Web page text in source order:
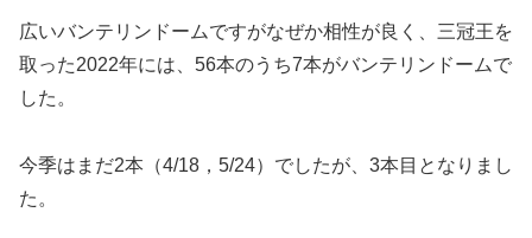
広いバンテリンドームですがなぜか相性が良く、三冠王を
取った2022年には、56本のうち7本がバンテリンドームで
した。
今季はまだ2本（4/18，5/24）でしたが、3本目となりまし
た。